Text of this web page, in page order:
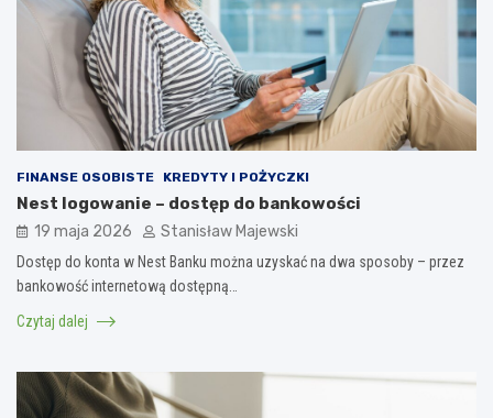
FINANSE OSOBISTE KREDYTY I POŻYCZKI
Nest logowanie – dostęp do bankowości
19 maja 2026 Stanisław Majewski
Dostęp do konta w Nest Banku można uzyskać na dwa sposoby – przez
bankowość internetową dostępną…
Czytaj dalej